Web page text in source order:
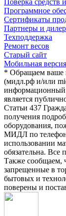
Поверка средств
Программное
Сертификаты
Партнеры и
Техподдержка
Ремонт весов
Старый сайт
Мобильная
* Обращаем ваше
(мидл.рф и/или
информационный
является
Статьи 437
получения
оборудования,
МИДЛ по
использовании
обязательна.
Также сообщаем,
запрещенные в
бытовых и
поверены и